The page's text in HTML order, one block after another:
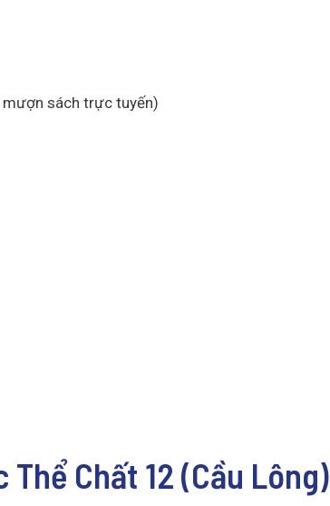
mượn sách trực tuyến)
Thể Chất 12 (Cầu Lông)